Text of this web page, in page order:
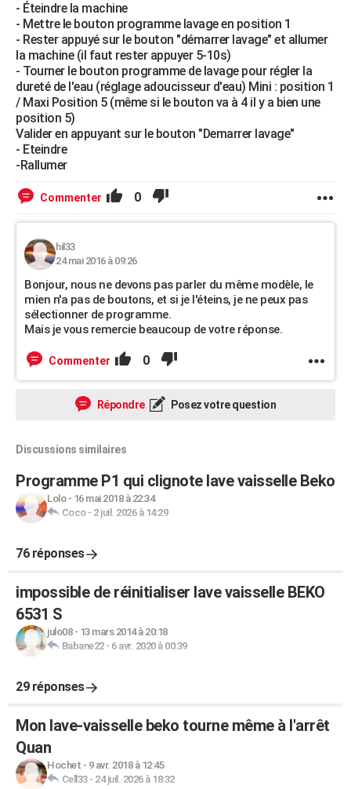
- Éteindre la machine
- Mettre le bouton programme lavage en position 1
- Rester appuyé sur le bouton "démarrer lavage" et allumer
la machine (il faut rester appuyer 5-10s)
- Tourner le bouton programme de lavage pour régler la
dureté de l'eau (réglage adoucisseur d'eau) Mini : position 1
/ Maxi Position 5 (même si le bouton va à 4 il y a bien une
position 5)
Valider en appuyant sur le bouton "Demarrer lavage"
- Eteindre
-Rallumer
Commenter 0
hil33
24 mai 2016 à 09:26
Bonjour, nous ne devons pas parler du même modèle, le
mien n'a pas de boutons, et si je l'éteins, je ne peux pas
sélectionner de programme.
Mais je vous remercie beaucoup de votre réponse.
Commenter 0
Répondre Posez votre question
Discussions similaires
Programme P1 qui clignote lave vaisselle Beko
Lolo- 16 mai 2018 à 22:34
Coco- 2 juil. 2026 à 14:29
76 réponses
impossible de réinitialiser lave vaisselle BEKO
6531 S
julo08- 13 mars 2014 à 20:18
Babane22- 6 avr. 2020 à 00:39
29 réponses
Mon lave-vaisselle beko tourne même à l'arrêt
Quan
Hochet - 9 avr. 2018 à 12:45
Cell33- 24 juil. 2026 à 18:32